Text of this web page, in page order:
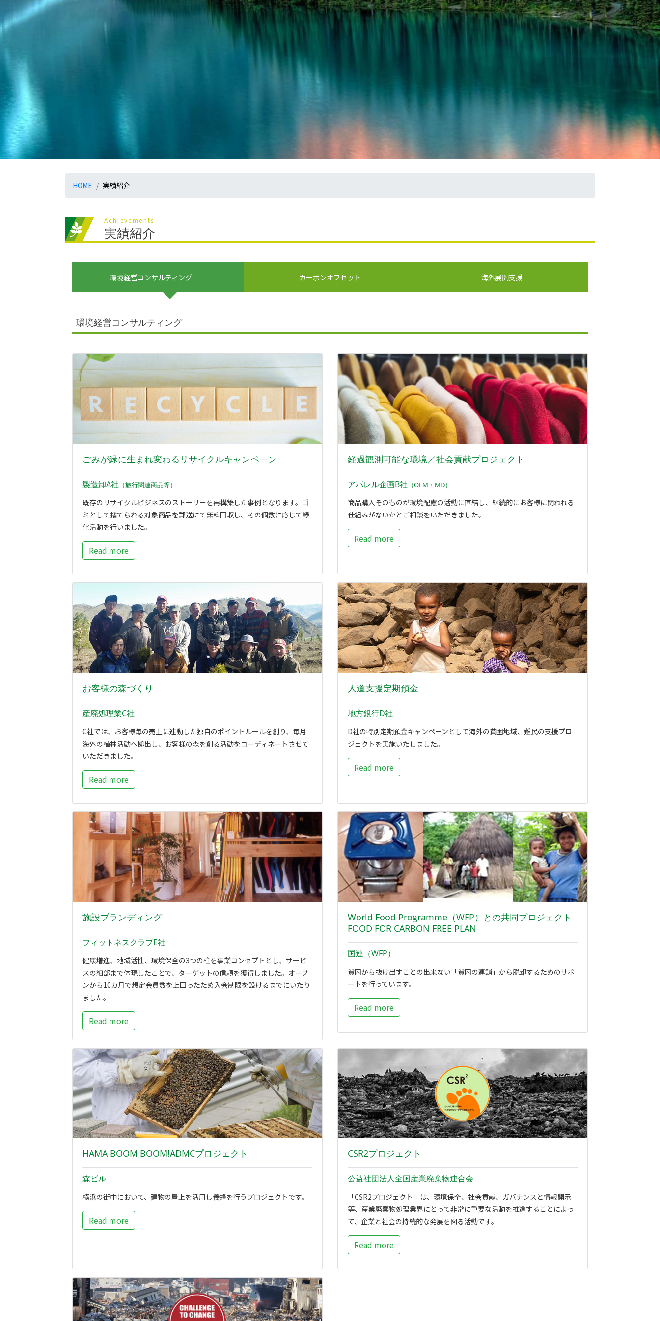
HOME 実績紹介
Achievements
実績紹介
環境経営コンサルティング カーボンオフセット 海外展開支援
環境経営コンサルティング
ごみが緑に生まれ変わるリサイクルキャンペーン
製造卸A社 （旅行関連商品等）
既存のリサイクルビジネスのストーリーを再構築した事例となります。ゴ
ミとして捨てられる対象商品を郵送にて無料回収し、その個数に応じて緑
化活動を行いました。
Read more
経過観測可能な環境／社会貢献プロジェクト
アパレル企画B社 （OEM・MD）
商品購入そのものが環境配慮の活動に直結し、継続的にお客様に関われる
仕組みがないかとご相談をいただきました。
Read more
お客様の森づくり
産廃処理業C社
C社では、お客様毎の売上に連動した独自のポイントルールを創り、毎月
海外の植林活動へ拠出し、お客様の森を創る活動をコーディネートさせて
いただきました。
Read more
人道支援定期預金
地方銀行D社
D社の特別定期預金キャンペーンとして海外の貧困地域、難民の支援プロ
ジェクトを実施いたしました。
Read more
施設ブランディング
フィットネスクラブE社
健康増進、地域活性、環境保全の3つの柱を事業コンセプトとし、サービ
スの細部まで体現したことで、ターゲットの信頼を獲得しました。オープ
ンから10カ月で想定会員数を上回ったため入会制限を設けるまでにいたり
ました。
Read more
World Food Programme（WFP）との共同プロジェクト
FOOD FOR CARBON FREE PLAN
国連（WFP）
貧困から抜け出すことの出来ない「貧困の連鎖」から脱却するためのサポ
ートを行っています。
Read more
HAMA BOOM BOOM!ADMCプロジェクト
森ビル
横浜の街中において、建物の屋上を活用し養蜂を行うプロジェクトです。
Read more
CSR2プロジェクト
公益社団法人全国産業廃棄物連合会
「CSR2プロジェクト」は、環境保全、社会貢献、ガバナンスと情報開示
等、産業廃棄物処理業界にとって非常に重要な活動を推進することによっ
て、企業と社会の持続的な発展を図る活動です。
Read more